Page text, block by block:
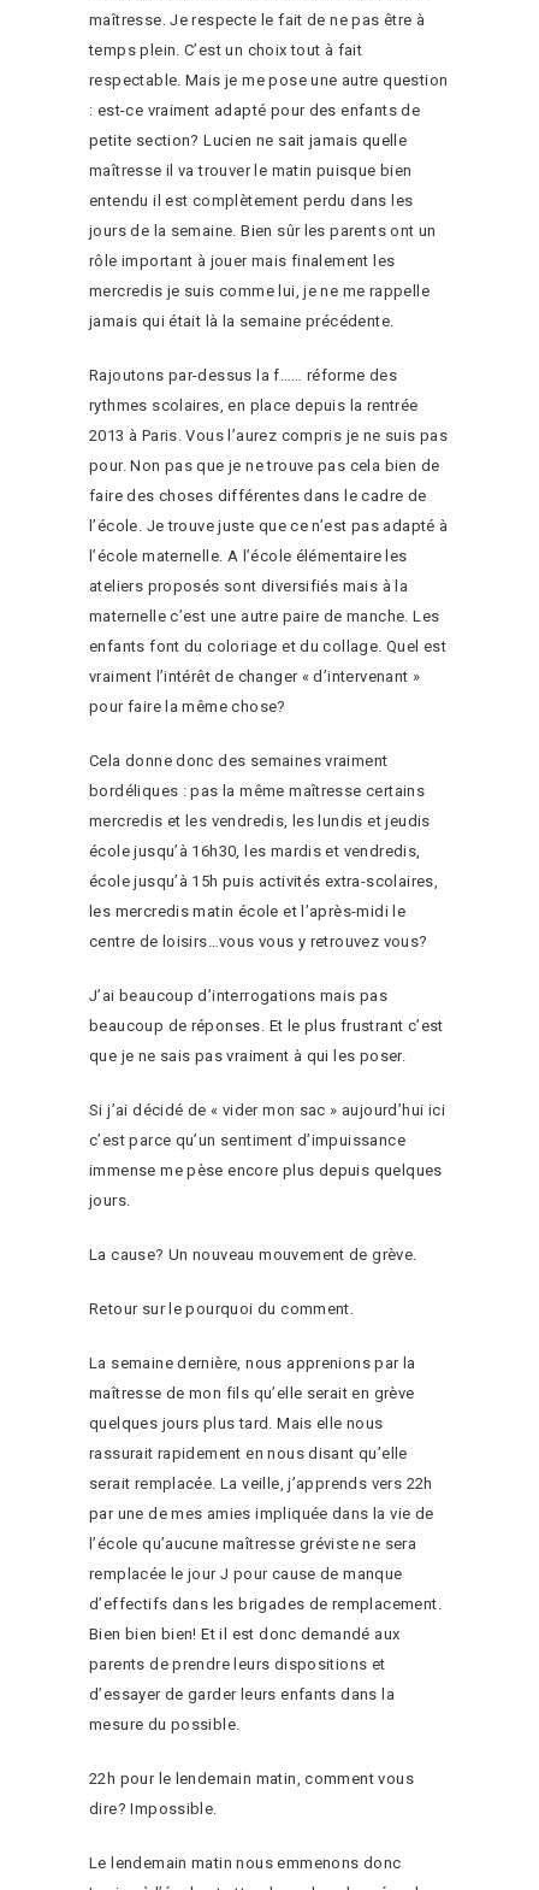
maîtresse. Je respecte le fait de ne pas être à
temps plein. C’est un choix tout à fait
respectable. Mais je me pose une autre question
: est-ce vraiment adapté pour des enfants de
petite section? Lucien ne sait jamais quelle
maîtresse il va trouver le matin puisque bien
entendu il est complètement perdu dans les
jours de la semaine. Bien sûr les parents ont un
rôle important à jouer mais finalement les
mercredis je suis comme lui, je ne me rappelle
jamais qui était là la semaine précédente.
Rajoutons par-dessus la f…… réforme des
rythmes scolaires, en place depuis la rentrée
2013 à Paris. Vous l’aurez compris je ne suis pas
pour. Non pas que je ne trouve pas cela bien de
faire des choses différentes dans le cadre de
l’école. Je trouve juste que ce n’est pas adapté à
l’école maternelle. A l’école élémentaire les
ateliers proposés sont diversifiés mais à la
maternelle c’est une autre paire de manche. Les
enfants font du coloriage et du collage. Quel est
vraiment l’intérêt de changer « d’intervenant »
pour faire la même chose?
Cela donne donc des semaines vraiment
bordéliques : pas la même maîtresse certains
mercredis et les vendredis, les lundis et jeudis
école jusqu’à 16h30, les mardis et vendredis,
école jusqu’à 15h puis activités extra-scolaires,
les mercredis matin école et l’après-midi le
centre de loisirs…vous vous y retrouvez vous?
J’ai beaucoup d’interrogations mais pas
beaucoup de réponses. Et le plus frustrant c’est
que je ne sais pas vraiment à qui les poser.
Si j’ai décidé de « vider mon sac » aujourd’hui ici
c’est parce qu’un sentiment d’impuissance
immense me pèse encore plus depuis quelques
jours.
La cause? Un nouveau mouvement de grève.
Retour sur le pourquoi du comment.
La semaine dernière, nous apprenions par la
maîtresse de mon fils qu’elle serait en grève
quelques jours plus tard. Mais elle nous
rassurait rapidement en nous disant qu’elle
serait remplacée. La veille, j’apprends vers 22h
par une de mes amies impliquée dans la vie de
l’école qu’aucune maîtresse gréviste ne sera
remplacée le jour J pour cause de manque
d’effectifs dans les brigades de remplacement.
Bien bien bien! Et il est donc demandé aux
parents de prendre leurs dispositions et
d’essayer de garder leurs enfants dans la
mesure du possible.
22h pour le lendemain matin, comment vous
dire? Impossible.
Le lendemain matin nous emmenons donc